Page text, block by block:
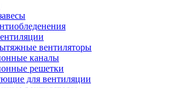
вентиляторы
каналы
решетки
для вентиляции